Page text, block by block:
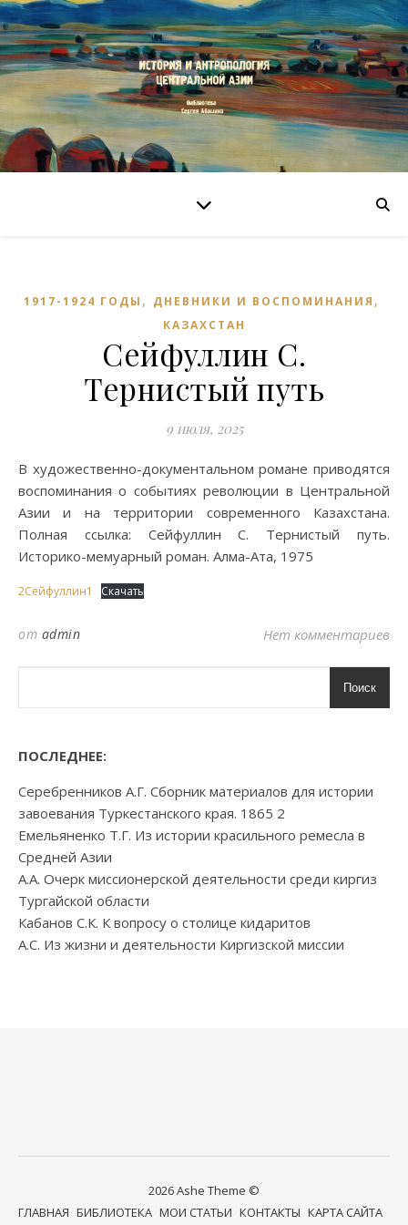
1917-1924 ГОДЫ , ДНЕВНИКИ И ВОСПОМИНАНИЯ ,
КАЗАХСТАН
Сейфуллин С.
Тернистый путь
9 июля, 2025
В художественно-документальном романе приводятся
воспоминания о событиях революции в Центральной
Азии и на территории современного Казахстана.
Полная ссылка: Сейфуллин С. Тернистый путь.
Историко-мемуарный роман. Алма-Ата, 1975
2Сейфуллин1 Скачать
от admin Нет комментариев
Поиск
ПОСЛЕДНЕЕ:
Серебренников А.Г. Сборник материалов для истории
завоевания Туркестанского края. 1865 2
Емельяненко Т.Г. Из истории красильного ремесла в
Средней Азии
А.А. Очерк миссионерской деятельности среди киргиз
Тургайской области
Кабанов С.К. К вопросу о столице кидаритов
А.С. Из жизни и деятельности Киргизской миссии
2026 Ashe Theme ©
ГЛАВНАЯ БИБЛИОТЕКА МОИ СТАТЬИ КОНТАКТЫ КАРТА САЙТА